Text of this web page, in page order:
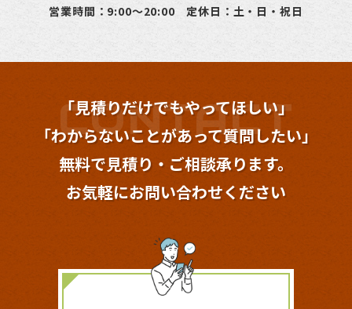
営業時間：9:00～20:00 定休日：土・日・祝日
「見積りだけでもやってほしい」
「わからないことがあって質問したい」
無料で見積り・ご相談承ります。
お気軽にお問い合わせください